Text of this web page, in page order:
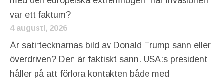
var ett faktum?
4 augusti, 2026
Är satirtecknarnas bild av Donald Trump sann eller
överdriven? Den är faktiskt sann. USA:s president
håller på att förlora kontakten både med